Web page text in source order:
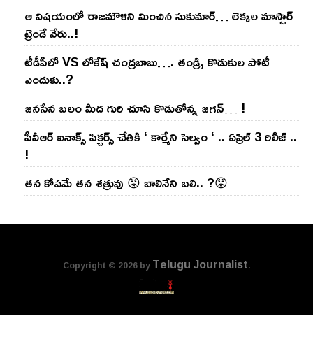
ఆ విష‌యంలో రాజ‌మౌళిని మించిన సుకుమార్‌… లెక్క‌ల మాస్టార్
ట్రెండే వేరు..!
టీడీపీలో VS లోకేష్ చంద్ర‌బాబు…. తండ్రి, కొడుకుల పోటీ
ఎందుకు..?
జ‌న‌సేన బ‌లం మీద గురి చూసి కొడుతోన్న జ‌గ‌న్‌… !
పీవీఆర్ ఐనాక్స్ పిక్చర్స్ చేతికి ‘ కార్మేని సెల్వం ‘ .. ఏప్రిల్ 3 రిలీజ్ ..
!
తన కోపమే తన శత్రువు 😡 బాలినేని బలి.. ?😟
Copyright © 2026 byTelugu Journalist.